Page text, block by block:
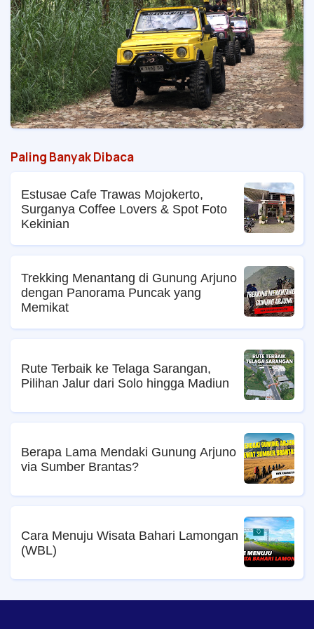
Paling Banyak Dibaca
Estusae Cafe Trawas Mojokerto,
Surganya Coffee Lovers & Spot Foto
Kekinian
Trekking Menantang di Gunung Arjuno
dengan Panorama Puncak yang
Memikat
Rute Terbaik ke Telaga Sarangan,
Pilihan Jalur dari Solo hingga Madiun
Berapa Lama Mendaki Gunung Arjuno
via Sumber Brantas?
Cara Menuju Wisata Bahari Lamongan
(WBL)